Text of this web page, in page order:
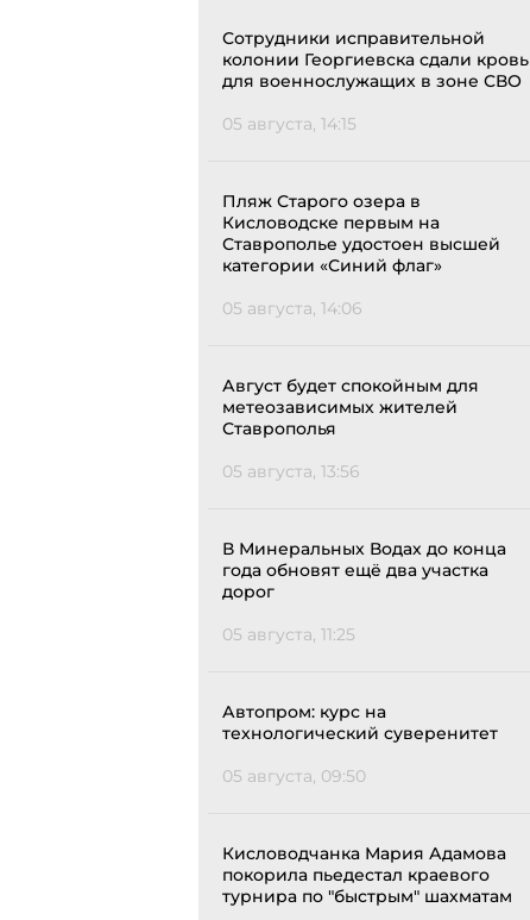
Сотрудники исправительной
колонии Георгиевска сдали кровь
для военнослужащих в зоне СВО
05 августа, 14:15
Пляж Старого озера в
Кисловодске первым на
Ставрополье удостоен высшей
категории «Синий флаг»
05 августа, 14:06
Август будет спокойным для
метеозависимых жителей
Ставрополья
05 августа, 13:56
В Минеральных Водах до конца
года обновят ещё два участка
дорог
05 августа, 11:25
Автопром: курс на
технологический суверенитет
05 августа, 09:50
Кисловодчанка Мария Адамова
покорила пьедестал краевого
турнира по "быстрым" шахматам